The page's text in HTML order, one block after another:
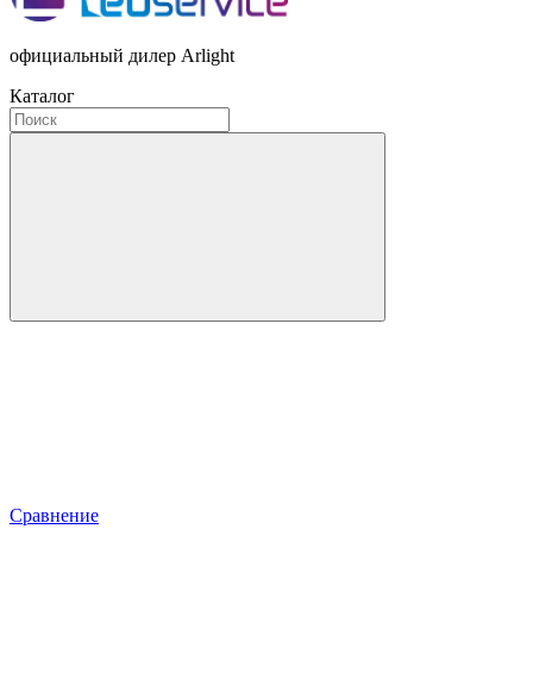
официальный дилер Arlight
Каталог
Сравнение